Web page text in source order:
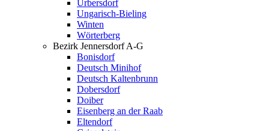
Urbersdorf
Ungarisch-Bieling
Winten
Wörterberg
Bezirk Jennersdorf A-G
Bonisdorf
Deutsch Minihof
Deutsch Kaltenbrunn
Dobersdorf
Doiber
Eisenberg an der Raab
Eltendorf